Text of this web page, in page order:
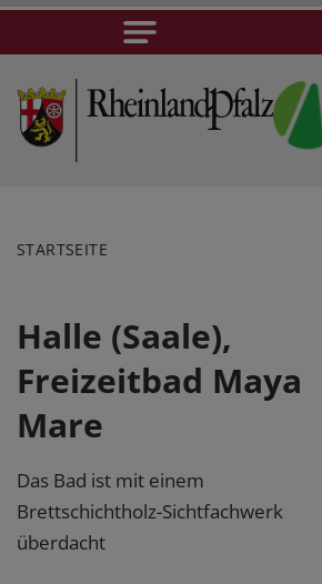
STARTSEITE
Halle (Saale),
Freizeitbad Maya
Mare
Das Bad ist mit einem
Brettschichtholz-Sichtfachwerk
überdacht